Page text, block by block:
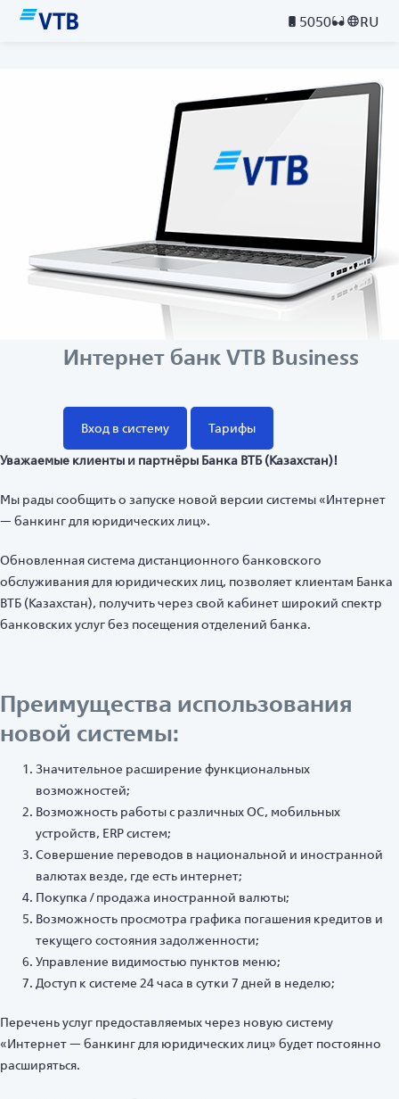
5050 RU
Интернет банк VTB Business
Вход в систему
Тарифы
Уважаемые клиенты и партнёры Банка ВТБ (Казахстан)!
Мы рады сообщить о запуске новой версии системы «Интернет
— банкинг для юридических лиц».
Обновленная система дистанционного банковского
обслуживания для юридических лиц, позволяет клиентам Банка
ВТБ (Казахстан), получить через свой кабинет широкий спектр
банковских услуг без посещения отделений банка.
Преимущества использования
новой системы:
Значительное расширение функциональных
возможностей;
Возможность работы с различных ОС, мобильных
устройств, ERP систем;
Совершение переводов в национальной и иностранной
валютах везде, где есть интернет;
Покупка / продажа иностранной валюты;
Возможность просмотра графика погашения кредитов и
текущего состояния задолженности;
Управление видимостью пунктов меню;
Доступ к системе 24 часа в сутки 7 дней в неделю;
Перечень услуг предоставляемых через новую систему
«Интернет — банкинг для юридических лиц» будет постоянно
расширяться.